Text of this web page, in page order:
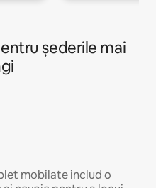
șederile mai
mobilate includ o